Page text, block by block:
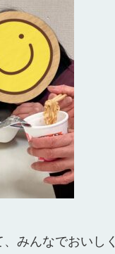
みんなでおいしく